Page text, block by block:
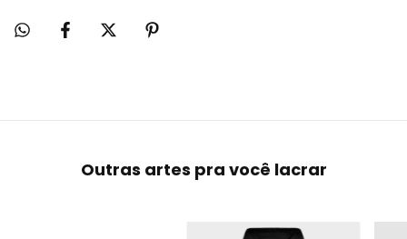
Outras artes pra você lacrar